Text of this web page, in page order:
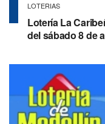
LOTERIAS
Lotería La
del sábado 8 de